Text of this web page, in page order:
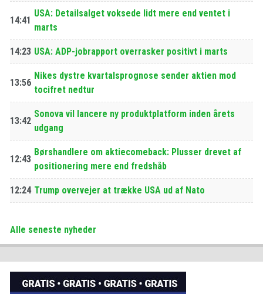
14:41
USA: Detailsalget voksede lidt mere end ventet i
marts
14:23 USA: ADP-jobrapport overrasker positivt i marts
13:56
Nikes dystre kvartalsprognose sender aktien mod
tocifret nedtur
13:42
Sonova vil lancere ny produktplatform inden årets
udgang
12:43
Børshandlere om aktiecomeback: Plusser drevet af
positionering mere end fredshåb
12:24 Trump overvejer at trække USA ud af Nato
Alle seneste nyheder